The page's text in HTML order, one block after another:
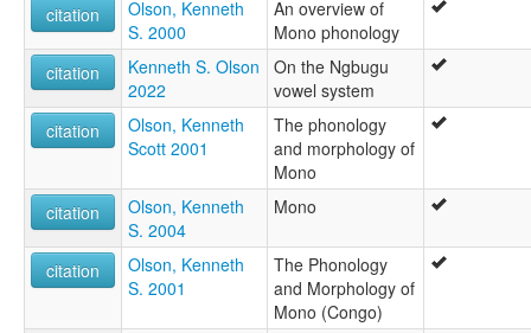
citation
Olson, Kenneth
S. 2000
An overview of
Mono phonology
citation
Kenneth S. Olson
2022
On the Ngbugu
vowel system
citation
Olson, Kenneth
Scott 2001
The phonology
and morphology of
Mono
citation
Olson, Kenneth
S. 2004
Mono
citation
Olson, Kenneth
S. 2001
The Phonology
and Morphology of
Mono (Congo)